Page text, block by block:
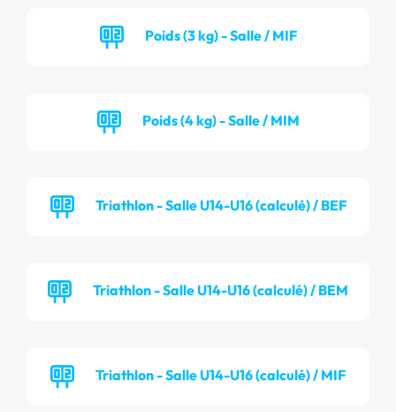
Poids (3 kg) - Salle / MIF
Poids (4 kg) - Salle / MIM
Triathlon - Salle U14-U16 (calculé) / BEF
Triathlon - Salle U14-U16 (calculé) / BEM
Triathlon - Salle U14-U16 (calculé) / MIF